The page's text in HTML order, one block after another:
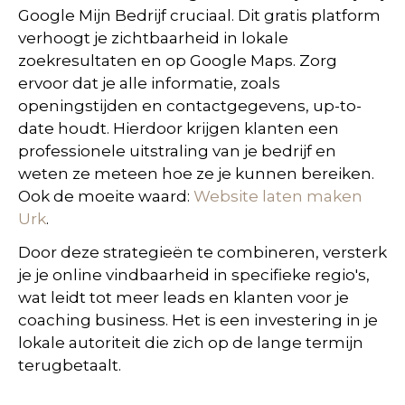
Google Mijn Bedrijf cruciaal. Dit gratis platform
verhoogt je zichtbaarheid in lokale
zoekresultaten en op Google Maps. Zorg
ervoor dat je alle informatie, zoals
openingstijden en contactgegevens, up-to-
date houdt. Hierdoor krijgen klanten een
professionele uitstraling van je bedrijf en
weten ze meteen hoe ze je kunnen bereiken.
Ook de moeite waard: Website laten maken
Urk.
Door deze strategieën te combineren, versterk
je je online vindbaarheid in specifieke regio's,
wat leidt tot meer leads en klanten voor je
coaching business. Het is een investering in je
lokale autoriteit die zich op de lange termijn
terugbetaalt.